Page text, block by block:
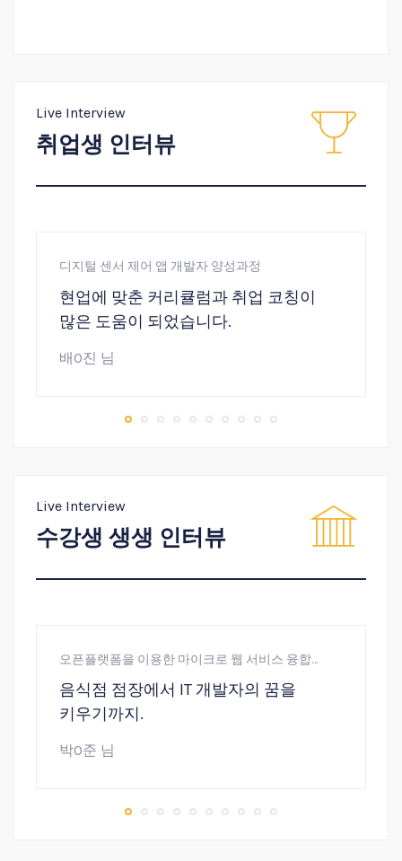
Live Interview
취업생 인터뷰
디지털 센서 제어 앱 개발자 양성과정
현업에 맞춘 커리큘럼과 취업 코칭이
많은 도움이 되었습니다.
배O진 님
Live Interview
수강생 생생 인터뷰
오픈플랫폼을 이용한 마이크로 웹 서비스 융합
음식점 점장에서 IT 개발자의 꿈을
키우기까지.
박O준 님